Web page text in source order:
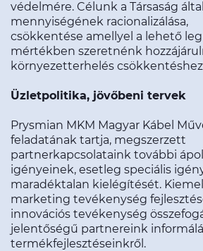
védelmére. Célunk a Társaság
mennyiségének racionalizálása,
csökkentése amellyel a lehető
mértékben szeretnénk
környezetterhelés
Üzletpolitika, jövőbeni tervek
Prysmian MKM Magyar Kábel
feladatának tartja, megszerzett
partnerkapcsolataink további
igényeinek, esetleg speciális
maradéktalan kielégítését.
marketing tevékenység
innovációs tevékenység
jelentőségű partnereink
termékfejlesztéseinkről.